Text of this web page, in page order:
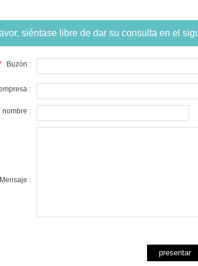
siéntase libre de dar su consulta en el
Buzón :
:
nombre :
Mensaje :